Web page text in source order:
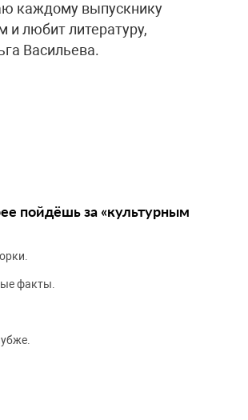
каждому выпускнику
и любит литературу,
Васильева.
пойдёшь за «культурным
факты.